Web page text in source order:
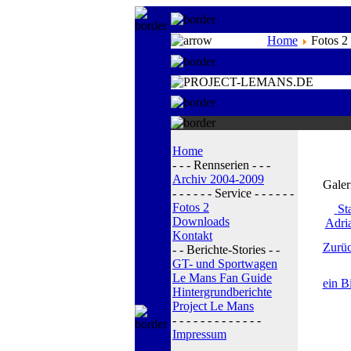
Home Fotos 2
Home
- - - Rennserien - - -
Archiv 2004-2009
- - - - - - Service - - - - - -
Fotos 2
Downloads
Kontakt
- - Berichte-Stories - -
GT- und Sportwagen
Le Mans Fan Guide
Hintergrundberichte
Project Le Mans
- - - - - - - - - - - - -
Impressum
ein